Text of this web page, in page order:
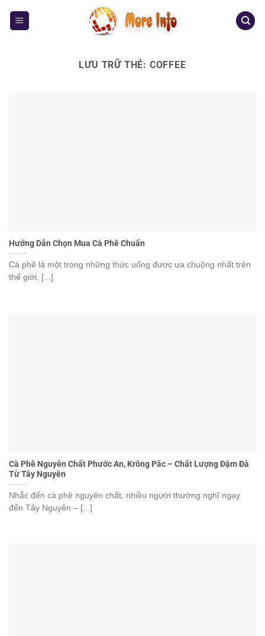
LƯU TRỮ THẺ: COFFEE
Hướng Dẫn Chọn Mua Cà Phê Chuẩn
Cà phê là một trong những thức uống được ưa chuộng nhất trên
thế giới, [...]
Cà Phê Nguyên Chất Phước An, Krông Păc – Chất Lượng Đậm Đà
Từ Tây Nguyên
Nhắc đến cà phê nguyên chất, nhiều người thường nghĩ ngay
đến Tây Nguyên – [...]